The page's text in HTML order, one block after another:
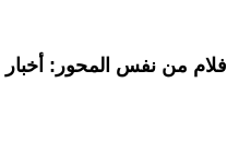
افلام من نفس المحور: